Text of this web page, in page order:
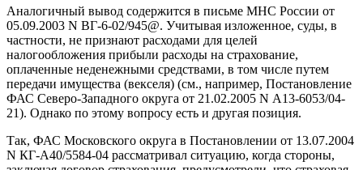
Аналогичный вывод содержится в письме МНС России от
05.09.2003 N ВГ-6-02/945@. Учитывая изложенное, суды, в
частности, не признают расходами для целей
налогообложения прибыли расходы на страхование,
оплаченные неденежными средствами, в том числе путем
передачи имущества (векселя) (см., например, Постановление
ФАС Северо-Западного округа от 21.02.2005 N А13-6053/04-
21). Однако по этому вопросу есть и другая позиция.
Так, ФАС Московского округа в Постановлении от 13.07.2004
N КГ-А40/5584-04 рассматривал ситуацию, когда стороны,